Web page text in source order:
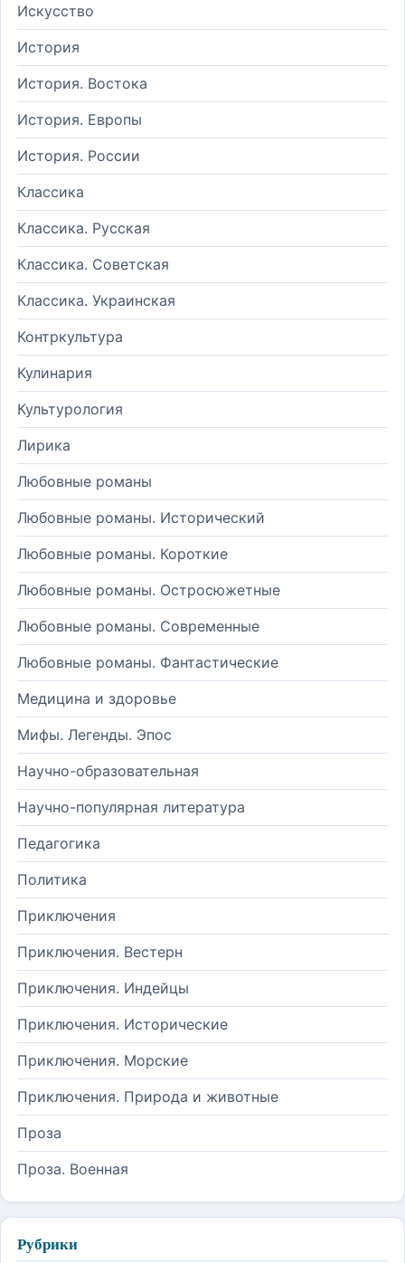
Искусство
История
История. Востока
История. Европы
История. России
Классика
Классика. Русская
Классика. Советская
Классика. Украинская
Контркультура
Кулинария
Культурология
Лирика
Любовные романы
Любовные романы. Исторический
Любовные романы. Короткие
Любовные романы. Остросюжетные
Любовные романы. Современные
Любовные романы. Фантастические
Медицина и здоровье
Мифы. Легенды. Эпос
Научно-образовательная
Научно-популярная литература
Педагогика
Политика
Приключения
Приключения. Вестерн
Приключения. Индейцы
Приключения. Исторические
Приключения. Морские
Приключения. Природа и животные
Проза
Проза. Военная
Рубрики